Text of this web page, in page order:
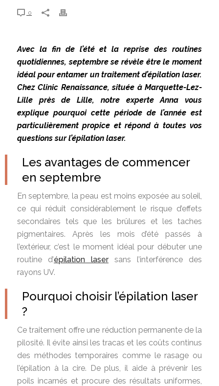
0
Avec la fin de l’été et la reprise des routines
quotidiennes, septembre se révèle être le moment
idéal pour entamer un traitement d’épilation laser.
Chez Clinic Renaissance, située à Marquette-Lez-
Lille près de Lille, notre experte Anna vous
explique pourquoi cette période de l’année est
particulièrement propice et répond à toutes vos
questions sur l’épilation laser.
Les avantages de commencer
en septembre
En septembre, la peau est moins exposée au soleil,
ce qui réduit considérablement le risque d’effets
secondaires tels que les brûlures et les taches
pigmentaires. Après les mois d’été passés à
l’extérieur, c’est le moment idéal pour débuter une
routine d’épilation lasersans l’interférence des
rayons UV.
Pourquoi choisir l’épilation laser
?
Ce traitement offre une réduction permanente de la
pilosité. Il évite ainsi les tracas et les coûts continus
des méthodes temporaires comme le rasage ou
l’épilation à la cire. De plus, il aide à prévenir les
poils incarnés et procure des résultats uniformes,